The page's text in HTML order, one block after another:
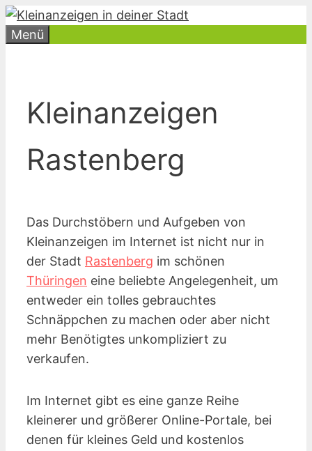
Zum
Inhalt
Menü
Kleinanzeigen
Rastenberg
Das Durchstöbern und Aufgeben von
Kleinanzeigen im Internet ist nicht nur in
der Stadt Rastenberg im schönen
Thüringen eine beliebte Angelegenheit, um
entweder ein tolles gebrauchtes
Schnäppchen zu machen oder aber nicht
mehr Benötigtes unkompliziert zu
verkaufen.
Im Internet gibt es eine ganze Reihe
kleinerer und größerer Online-Portale, bei
denen für kleines Geld und kostenlos